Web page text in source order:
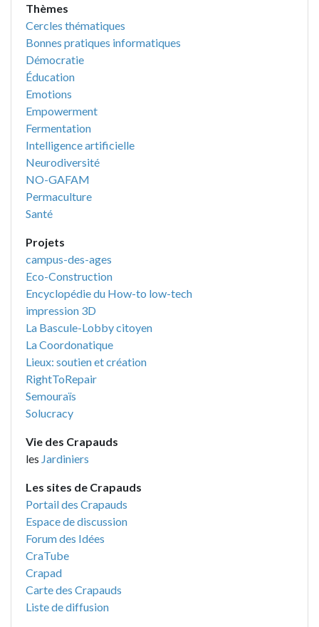
Thèmes
Cercles thématiques
Bonnes pratiques informatiques
Démocratie
Éducation
Emotions
Empowerment
Fermentation
Intelligence artificielle
Neurodiversité
NO-GAFAM
Permaculture
Santé
Projets
campus-des-ages
Eco-Construction
Encyclopédie du How-to low-tech
impression 3D
La Bascule-Lobby citoyen
La Coordonatique
Lieux: soutien et création
RightToRepair
Semouraïs
Solucracy
Vie des Crapauds
les Jardiniers
Les sites de Crapauds
Portail des Crapauds
Espace de discussion
Forum des Idées
CraTube
Crapad
Carte des Crapauds
Liste de diffusion